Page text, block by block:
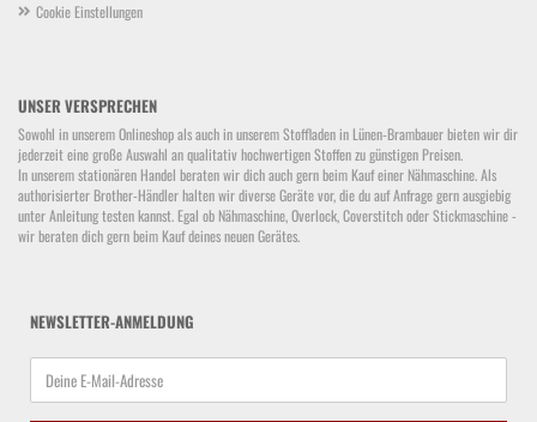
Cookie Einstellungen
UNSER VERSPRECHEN
Sowohl in unserem Onlineshop als auch in unserem Stoffladen in Lünen-Brambauer bieten wir dir
jederzeit eine große Auswahl an qualitativ hochwertigen Stoffen zu günstigen Preisen.
In unserem stationären Handel beraten wir dich auch gern beim Kauf einer Nähmaschine. Als
authorisierter Brother-Händler halten wir diverse Geräte vor, die du auf Anfrage gern ausgiebig
unter Anleitung testen kannst. Egal ob Nähmaschine, Overlock, Coverstitch oder Stickmaschine -
wir beraten dich gern beim Kauf deines neuen Gerätes.
NEWSLETTER-ANMELDUNG